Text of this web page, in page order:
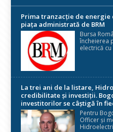
Prima tranzacție de energie
piața administrată de BRM
Bursa
încheierea
electrică
La trei ani de la listare,
credibilitate și investiții.
investitorilor se câștigă în
Pentru
Officer și